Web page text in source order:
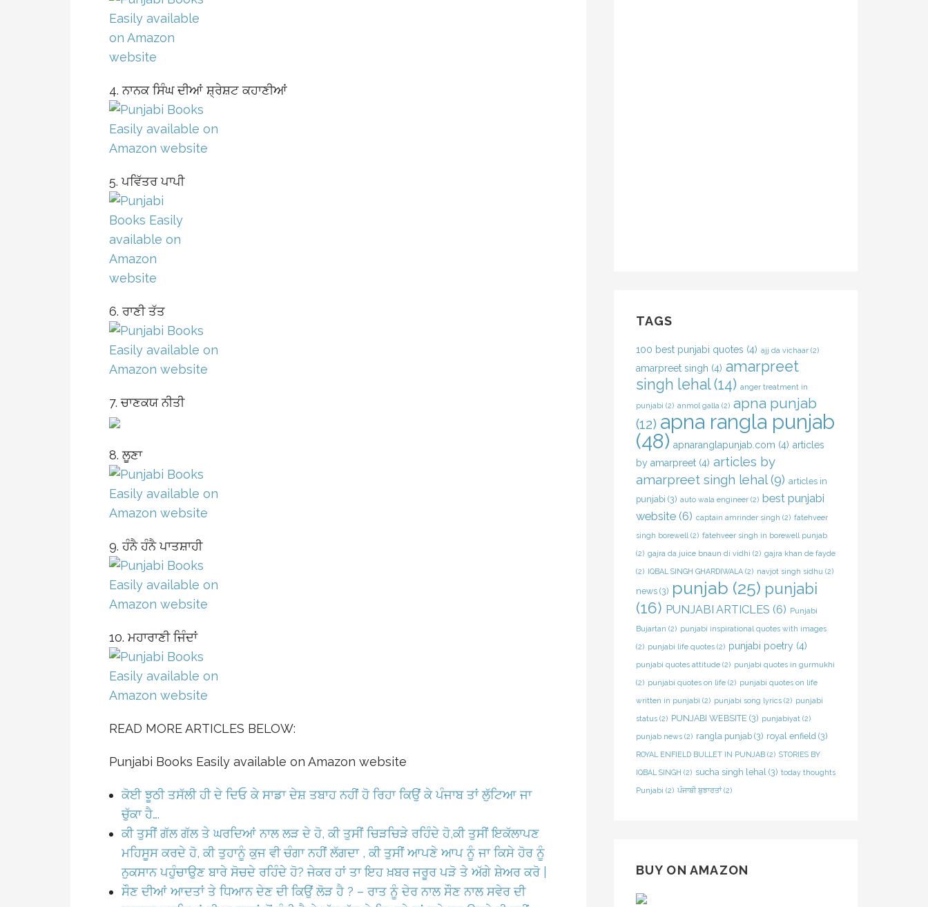
4. ਨਾਨਕ ਸਿੰਘ ਦੀਆਂ ਸ਼੍ਰੇਸ਼ਟ ਕਹਾਣੀਆਂ
5. ਪਵਿੱਤਰ ਪਾਪੀ
6. ਰਾਣੀ ਤੱਤ
7. ਚਾਣਕਯ ਨੀਤੀ
8. ਲੂਣਾ
9. ਹੰਨੈ ਹੰਨੈ ਪਾਤਸ਼ਾਹੀ
10. ਮਹਾਰਾਣੀ ਜਿੰਦਾਂ
READ MORE ARTICLES BELOW:
Punjabi Books Easily available on Amazon website
ਕੋਈ ਝੂਠੀ ਤਸੱਲੀ ਹੀ ਦੇ ਦਿਓ ਕੇ ਸਾਡਾ ਦੇਸ਼ ਤਬਾਹ ਨਹੀਂ ਹੋ ਰਿਹਾ ਕਿਉਂ ਕੇ ਪੰਜਾਬ ਤਾਂ ਲੁੱਟਿਆ ਜਾ
ਚੁੱਕਾ ਹੈ….
ਕੀ ਤੁਸੀਂ ਗੱਲ ਗੱਲ ਤੇ ਘਰਦਿਆਂ ਨਾਲ ਲੜ ਦੇ ਹੋ, ਕੀ ਤੁਸੀਂ ਚਿੜਚਿੜੇ ਰਹਿੰਦੇ ਹੋ,ਕੀ ਤੁਸੀਂ ਇਕੱਲਾਪਣ
ਮਹਿਸੂਸ ਕਰਦੇ ਹੋ, ਕੀ ਤੁਹਾਨੂੰ ਕੁਜ ਵੀ ਚੰਗਾ ਨਹੀਂ ਲੱਗਦਾ , ਕੀ ਤੁਸੀਂ ਆਪਣੇ ਆਪ ਨੂੰ ਜਾ ਕਿਸੇ ਹੋਰ ਨੂੰ
ਨੁਕਸਾਨ ਪਹੁੰਚਾਉਣ ਬਾਰੇ ਸੋਚਦੇ ਰਹਿੰਦੇ ਹੋ? ਜੇਕਰ ਹਾਂ ਤਾ ਇਹ ਖ਼ਬਰ ਜਰੂਰ ਪੜੋ ਤੇ ਅੱਗੇ ਸ਼ੇਅਰ ਕਰੋ |
ਸੌਣ ਦੀਆਂ ਆਦਤਾਂ ਤੇ ਧਿਆਨ ਦੇਣ ਦੀ ਕਿਉਂ ਲੋੜ ਹੈ ? – ਰਾਤ ਨੂੰ ਦੇਰ ਨਾਲ ਸੌਣ ਨਾਲ ਸਵੇਰ ਦੀ
TAGS
100 best punjabi quotes (4) ajj da vichaar(2)
amarpreet singh (4) amarpreet
singh lehal(14) anger treatment in
punjabi (2) anmol galla (2) apna punjab
(12) apna rangla punjab
(48) apnaranglapunjab.com (4) articles
by amarpreet(4) articles by
amarpreet singh lehal(9) articles in
punjabi (3) auto wala engineer(2) best punjabi
website(6) captain amrinder singh (2) fatehveer
singh borewell (2) fatehveer singh in borewell punjab
(2) gajra da juice bnaun di vidhi (2) gajra khan de fayde
(2) IQBAL SINGH GHARDIWALA(2) navjot singh sidhu (2)
news(3) punjab (25) punjabi
(16) PUNJABI ARTICLES (6) Punjabi
Bujartan (2) punjabi inspirational quotes with images
(2) punjabi life quotes(2) punjabi poetry(4)
punjabi quotes attitude(2) punjabi quotes in gurmukhi
(2) punjabi quotes on life(2) punjabi quotes on life
written in punjabi (2) punjabi song lyrics(2) punjabi
status(2) PUNJABI WEBSITE (3) punjabiyat (2)
punjab news(2) rangla punjab(3) royal enfield (3)
ROYAL ENFIELD BULLET IN PUNJAB(2) STORIES BY
IQBAL SINGH (2) sucha singh lehal (3) today thoughts
Punjabi (2) ਪੰਜਾਬੀ ਬੁਝਾਰਤਾਂ(2)
BUY ON AMAZON